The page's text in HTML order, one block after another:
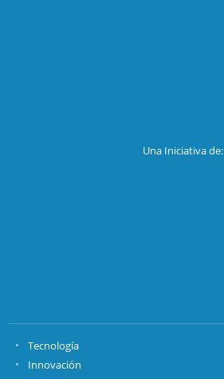
Una Iniciativa de:
Tecnología
Innovación